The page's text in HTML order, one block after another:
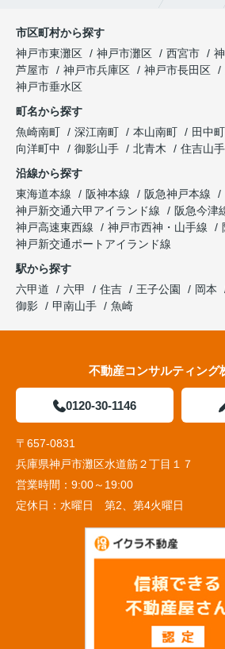
市区町村から探す
神戸市東灘区
神戸市灘区 西宮市
芦屋市
神戸市兵庫区 神戸市長田区
神戸市垂水区
町名から探す
魚崎南町
深江南町 本山南町 田中町
向洋町中
御影山手 北青木
住吉山手
沿線から探す
東海道本線
阪神本線
阪急神戸本線
神戸新交通六甲アイランド線
阪急今津
神戸高速東西線
神戸市西神・山手線
神戸新交通ポートアイランド線
駅から探す
六甲道
六甲 住吉 王子公園 岡本
御影
甲南山手 魚崎
不動産コンサルティング
0120-30-1146
〒657-0831
兵庫県神戸市灘区水道筋２丁目１７
営業時間： 9:00～19:00
定休日： 水曜日 第2、第4火曜日